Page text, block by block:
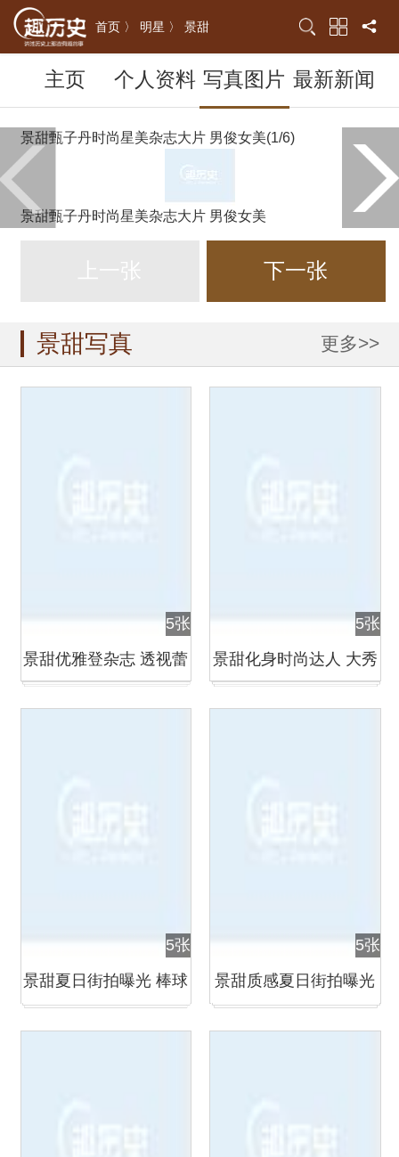
首页 〉 明星 〉 景甜
主页 个人资料 写真图片 最新新闻
景甜甄子丹时尚星美杂志大片 男俊女美(1/6)
景甜甄子丹时尚星美杂志大片 男俊女美
下一张
景甜写真 更多>>
5张
景甜优雅登杂志 透视蕾
5张
景甜化身时尚达人 大秀
5张
景甜夏日街拍曝光 棒球
5张
景甜质感夏日街拍曝光